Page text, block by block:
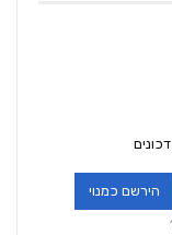
הירשם כמנוי